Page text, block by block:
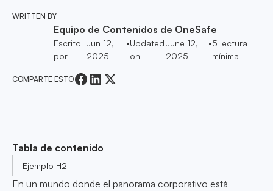
WRITTEN BY
Equipo de Contenidos de OneSafe
Escrito
por
Jun 12,
2025
•Updated
on
June 12,
2025
•5 lectura
mínima
COMPARTE ESTO
Tabla de contenido
Ejemplo H2
En un mundo donde el panorama corporativo está